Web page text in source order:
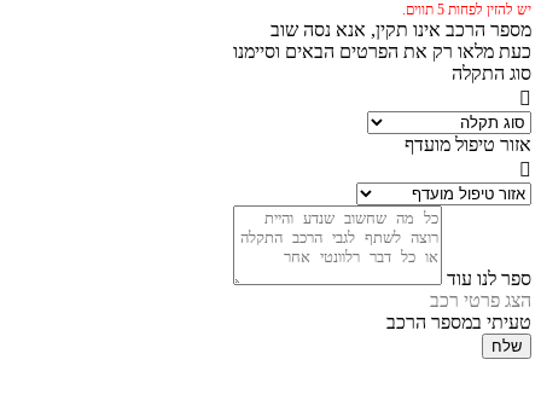
יש להזין לפחות 5 תווים.
מספר הרכב אינו תקין, אנא נסה שוב
כעת מלאו רק את הפרטים הבאים וסיימנו
סוג התקלה
אזור טיפול מועדף
ספר לנו עוד
הצג פרטי רכב
טעיתי במספר הרכב
שלח